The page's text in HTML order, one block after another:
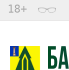
18+